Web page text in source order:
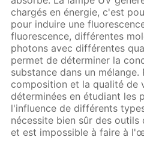
chargés en énergie, c'est
pour induire une
fluorescence, différentes
photons avec différentes
permet de déterminer la
substance dans un mélange.
composition et la qualité de
déterminées en étudiant les
l'influence de différents
nécessite bien sûr des outils
et est impossible à faire à